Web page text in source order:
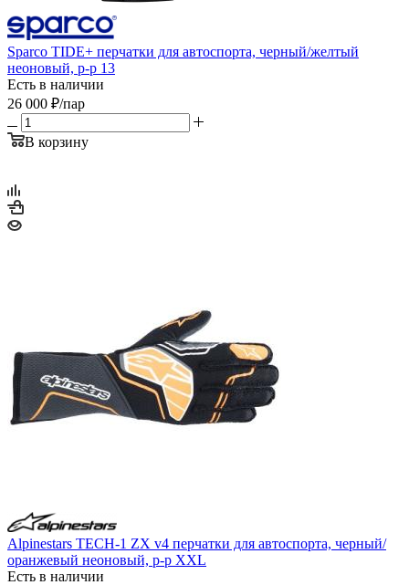
Sparco TIDE+ перчатки для автоспорта, черный/желтый
неоновый, р-р 13
Есть в наличии
26 000 ₽/пар
В корзину
Alpinestars TECH-1 ZX v4 перчатки для автоспорта, черный/
оранжевый неоновый, р-р XXL
Есть в наличии